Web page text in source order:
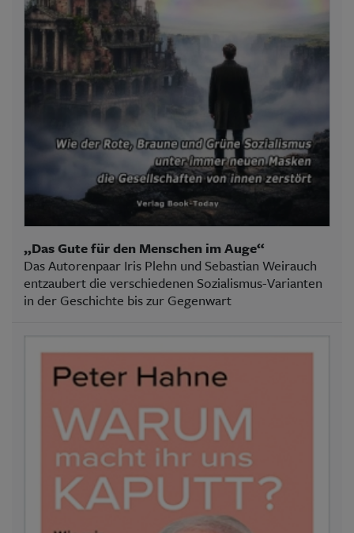
„Das Gute für den Menschen im Auge“
Das Autorenpaar Iris Plehn und Sebastian Weirauch
entzaubert die verschiedenen Sozialismus-Varianten
in der Geschichte bis zur Gegenwart